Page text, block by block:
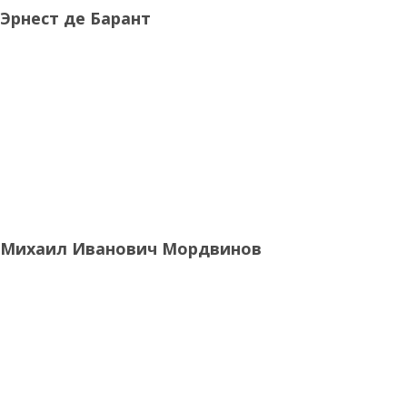
Эрнест де Барант
Михаил Иванович Мордвинов